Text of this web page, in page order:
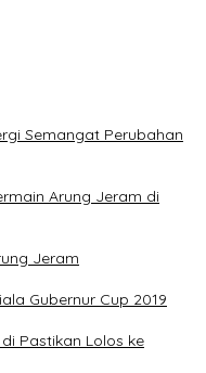
Semangat Perubahan
Arung Jeram di
Jeram
Gubernur Cup 2019
Pastikan Lolos ke